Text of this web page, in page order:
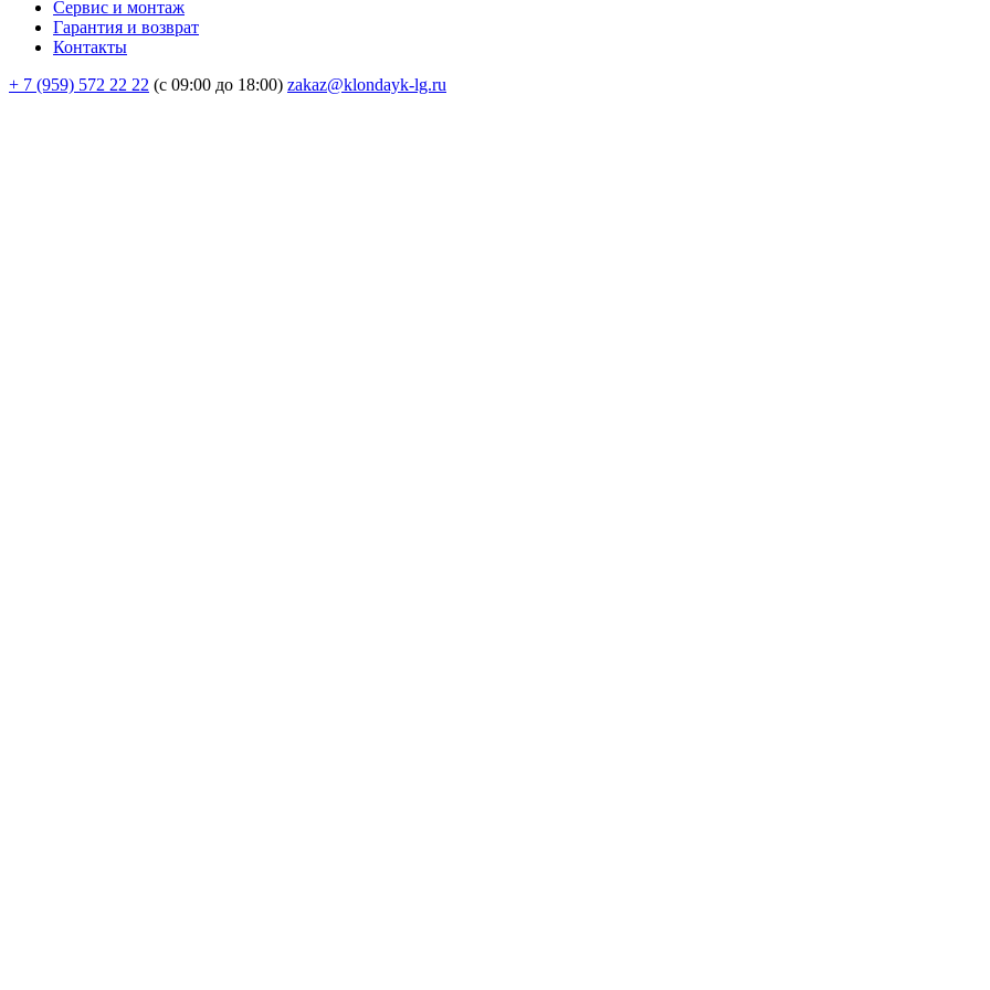
Сервис и монтаж
Гарантия и возврат
Контакты
+ 7 (959) 572 22 22 (с 09:00 до 18:00) zakaz@klondayk-lg.ru